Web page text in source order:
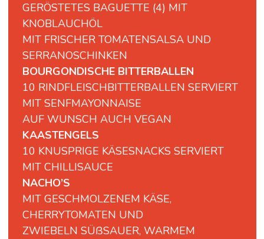
GERÖSTETES BAGUETTE (4) MIT
KNOBLAUCHÖL
MIT FRISCHER TOMATENSALSA UND
SERRANOSCHINKEN
BOURGONDISCHE BITTERBALLEN
10 RINDFLEISCHBITTERBALLEN SERVIERT
MIT SENFMAYONNAISE
AUF WUNSCH AUCH VEGAN
KAASTENGELS
10 KNUSPRIGE KÄSESNACKS SERVIERT
MIT CHILLISAUCE
NACHO’S
MIT GESCHMOLZENEM KÄSE,
CHERRYTOMATEN UND
ZWIEBELN SÜßSAUER, WARMEM